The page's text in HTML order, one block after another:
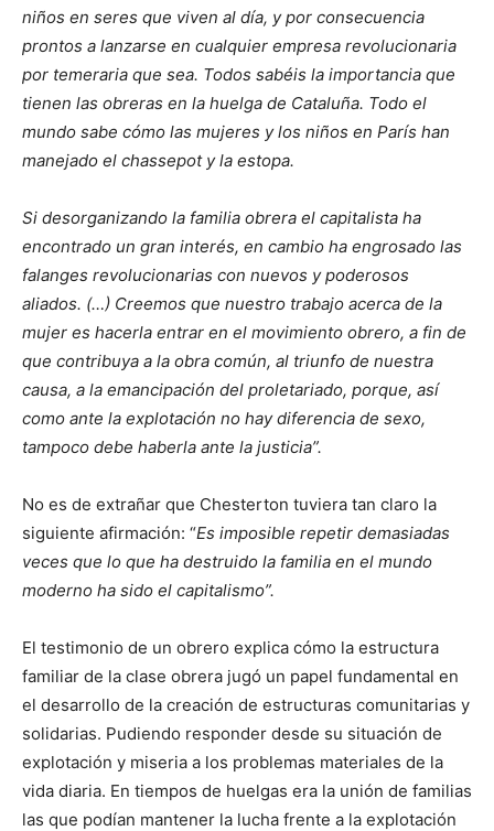
niños en seres que viven al día, y por consecuencia
prontos a lanzarse en cualquier empresa revolucionaria
por temeraria que sea. Todos sabéis la importancia que
tienen las obreras en la huelga de Cataluña. Todo el
mundo sabe cómo las mujeres y los niños en París han
manejado el chassepot y la estopa.
Si desorganizando la familia obrera el capitalista ha
encontrado un gran interés, en cambio ha engrosado las
falanges revolucionarias con nuevos y poderosos
aliados. (…) Creemos que nuestro trabajo acerca de la
mujer es hacerla entrar en el movimiento obrero, a fin de
que contribuya a la obra común, al triunfo de nuestra
causa, a la emancipación del proletariado, porque, así
como ante la explotación no hay diferencia de sexo,
tampoco debe haberla ante la justicia”.
No es de extrañar que Chesterton tuviera tan claro la
siguiente afirmación: “Es imposible repetir demasiadas
veces que lo que ha destruido la familia en el mundo
moderno ha sido el capitalismo”.
El testimonio de un obrero explica cómo la estructura
familiar de la clase obrera jugó un papel fundamental en
el desarrollo de la creación de estructuras comunitarias y
solidarias. Pudiendo responder desde su situación de
explotación y miseria a los problemas materiales de la
vida diaria. En tiempos de huelgas era la unión de familias
las que podían mantener la lucha frente a la explotación